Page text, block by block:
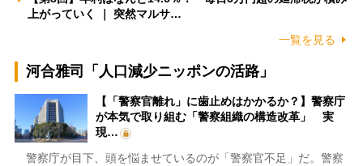
上がっていく ｜ 突然マルサ…
一覧を見る
河合雅司「人口減少ニッポンの活路」
【「警察官離れ」に歯止めはかかるか？】警察庁
が本気で取り組む「警察組織の構造改革」 実
現…
警察庁が目下、頭を悩ませているのが「警察官不足」だ。警察